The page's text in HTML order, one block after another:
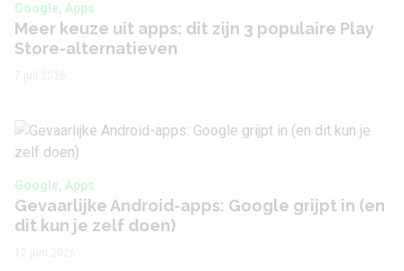
Google, Apps
Meer keuze uit apps: dit zijn 3 populaire Play
Store-alternatieven
Google, Apps
Gevaarlijke Android-apps: Google grijpt in (en
dit kun je zelf doen)